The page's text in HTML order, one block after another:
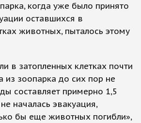
когда уже было принято
оставшихся в
животных, пыталось этому
в затопленных клетках почти
из зоопарка до сих пор не
составляет примерно 1,5
началась эвакуация,
бы еще животных погибли»,